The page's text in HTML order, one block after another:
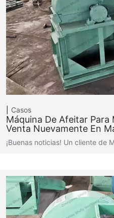
Casos
Máquina De Afeitar Para
Venta Nuevamente En
¡Buenas noticias! Un cliente de